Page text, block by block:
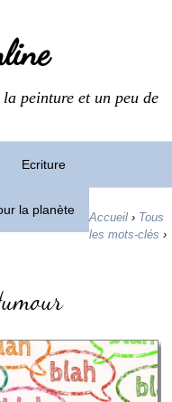
peinture et un peu de
Ecriture
la planète
Accueil › Tous
les mots-clés ›